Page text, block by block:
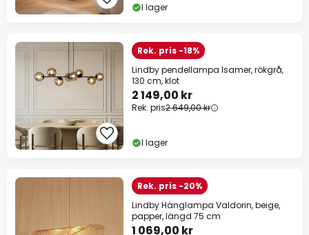
I lager
Rek. pris -18%
Lindby pendellampa Isamer, rökgrå,
130 cm, klot
2 149,00 kr
Rek. pris2 649,00 kr
I lager
Rek. pris -20%
Lindby Hänglampa Valdorin, beige,
papper, längd 75 cm
1 069,00 kr